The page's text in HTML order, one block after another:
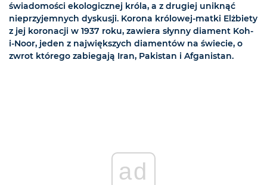
świadomości ekologicznej króla, a z drugiej uniknąć
nieprzyjemnych dyskusji. Korona królowej-matki Elżbiety
z jej koronacji w 1937 roku, zawiera słynny diament Koh-
i-Noor, jeden z największych diamentów na świecie, o
zwrot którego zabiegają Iran, Pakistan i Afganistan.
ad